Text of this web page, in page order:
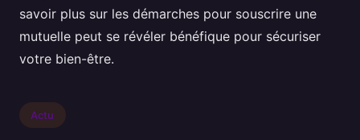
savoir plus sur les démarches pour souscrire une
mutuelle peut se révéler bénéfique pour sécuriser
votre bien-être.
Actu